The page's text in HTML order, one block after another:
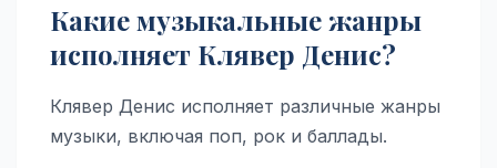
Какие музыкальные жанры
исполняет Клявер Денис?
Клявер Денис исполняет различные жанры
музыки, включая поп, рок и баллады.